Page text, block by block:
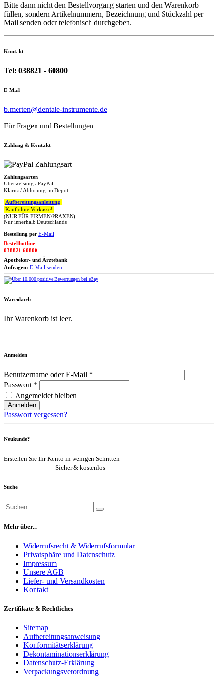
Bitte dann nicht den Bestellvorgang starten und den Warenkorb
füllen, sondern Artikelnummern, Bezeichnung und Stückzahl per
Mail senden oder telefonisch durchgeben.
Kontakt
Tel: 038821 - 60800
E-Mail
b.merten@dentale-instrumente.de
Für Fragen und Bestellungen
Zahlung & Kontakt
Zahlungsarten
Überweisung / PayPal
Klarna / Abholung im Depot
Aufbereitungsanleitung
Kauf ohne Vorkasse!
(NUR FÜR FIRMEN/PRAXEN)
Nur innerhalb Deutschlands
Bestellung per E-Mail
Bestellhotline:
038821 60800
Apotheker- und Ärztebank
Anfragen: E-Mail senden
Warenkorb
Ihr Warenkorb ist leer.
Anmelden
Benutzername oder E-Mail *
Passwort *
Angemeldet bleiben
Anmelden
Passwort vergessen?
Neukunde?
Erstellen Sie Ihr Konto in wenigen Schritten
Sicher & kostenlos
Suche
Mehr über...
Widerrufsrecht & Widerrufsformular
Privatsphäre und Datenschutz
Impressum
Unsere AGB
Liefer- und Versandkosten
Kontakt
Zertifikate & Rechtliches
Sitemap
Aufbereitungsanweisung
Konformitätserklärung
Dekontaminationserklärung
Datenschutz-Erklärung
Verpackungsverordnung